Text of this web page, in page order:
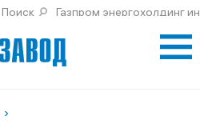
Поиск Газпром энергохолдинг